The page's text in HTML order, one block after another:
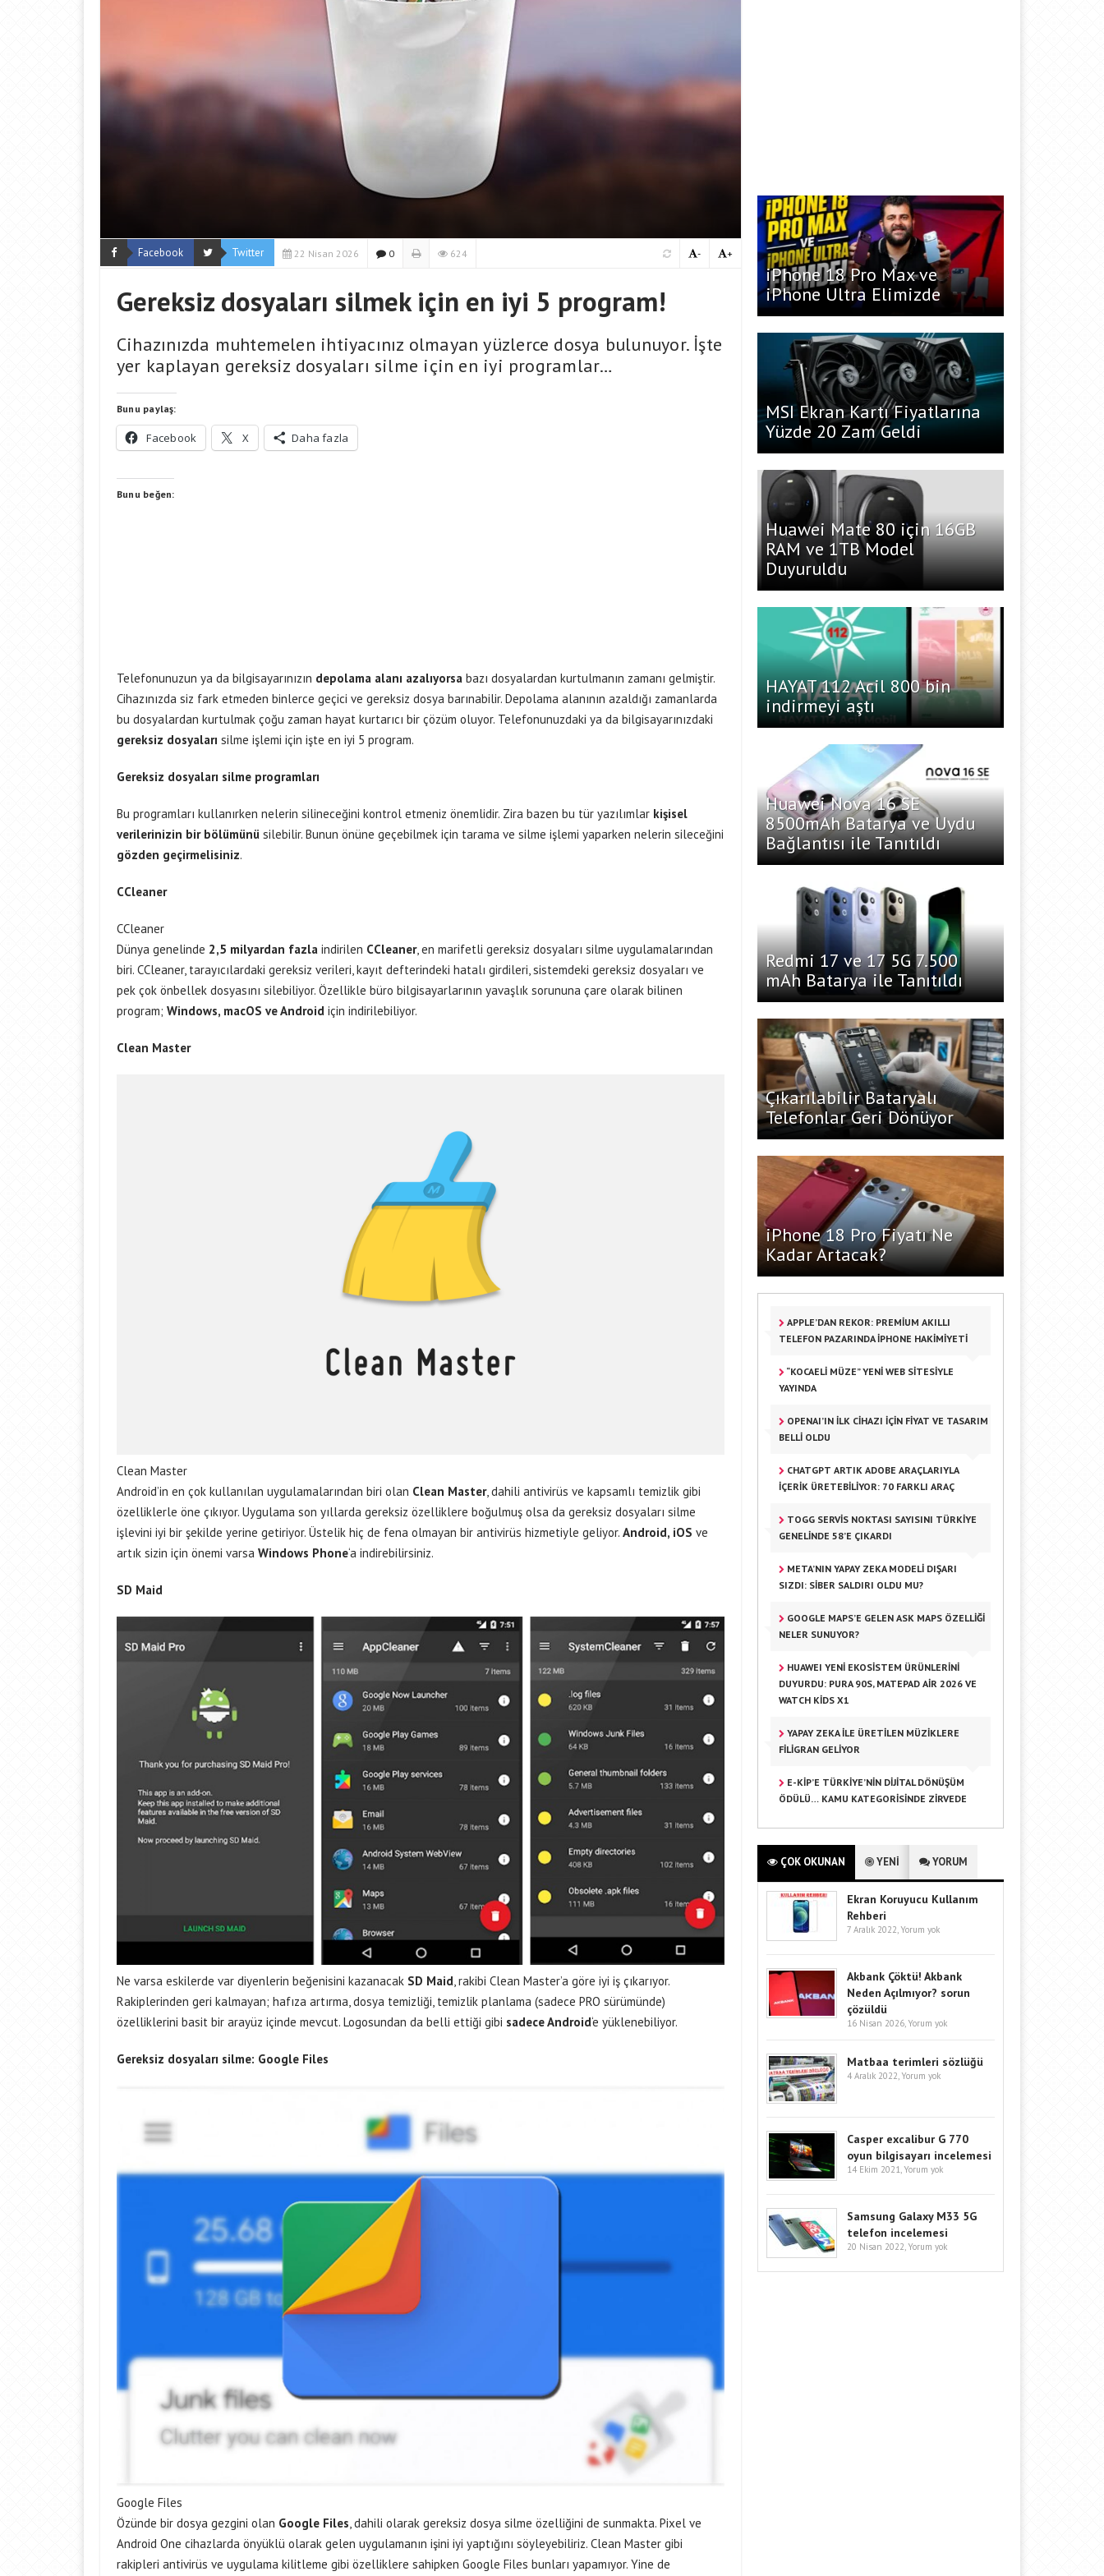
Facebook Twitter 22 Nisan 2026 0 624 +
-
Gereksiz dosyaları silmek için en iyi 5 program!
Cihazınızda muhtemelen ihtiyacınız olmayan yüzlerce dosya bulunuyor. İşte
yer kaplayan gereksiz dosyaları silme için en iyi programlar…
Bunu paylaş:
Facebook X Daha fazla
Bunu beğen:
Telefonunuzun ya da bilgisayarınızın depolama alanı azalıyorsa bazı dosyalardan kurtulmanın zamanı gelmiştir.
Cihazınızda siz fark etmeden binlerce geçici ve gereksiz dosya barınabilir. Depolama alanının azaldığı zamanlarda
bu dosyalardan kurtulmak çoğu zaman hayat kurtarıcı bir çözüm oluyor. Telefonunuzdaki ya da bilgisayarınızdaki
gereksiz dosyaları silme işlemi için işte en iyi 5 program.
Gereksiz dosyaları silme programları
Bu programları kullanırken nelerin silineceğini kontrol etmeniz önemlidir. Zira bazen bu tür yazılımlar kişisel
verilerinizin bir bölümünü silebilir. Bunun önüne geçebilmek için tarama ve silme işlemi yaparken nelerin sileceğini
gözden geçirmelisiniz.
CCleaner
CCleaner
Dünya genelinde 2,5 milyardan fazla indirilen CCleaner, en marifetli gereksiz dosyaları silme uygulamalarından
biri. CCleaner, tarayıcılardaki gereksiz verileri, kayıt defterindeki hatalı girdileri, sistemdeki gereksiz dosyaları ve
pek çok önbellek dosyasını silebiliyor. Özellikle büro bilgisayarlarının yavaşlık sorununa çare olarak bilinen
program; Windows, macOS ve Android için indirilebiliyor.
Clean Master
Clean Master
Android’in en çok kullanılan uygulamalarından biri olan Clean Master, dahili antivirüs ve kapsamlı temizlik gibi
özelliklerle öne çıkıyor. Uygulama son yıllarda gereksiz özelliklere boğulmuş olsa da gereksiz dosyaları silme
işlevini iyi bir şekilde yerine getiriyor. Üstelik hiç de fena olmayan bir antivirüs hizmetiyle geliyor. Android, iOS ve
artık sizin için önemi varsa Windows Phone‘a indirebilirsiniz.
SD Maid
Ne varsa eskilerde var diyenlerin beğenisini kazanacak SD Maid, rakibi Clean Master’a göre iyi iş çıkarıyor.
Rakiplerinden geri kalmayan; hafıza artırma, dosya temizliği, temizlik planlama (sadece PRO sürümünde)
özelliklerini basit bir arayüz içinde mevcut. Logosundan da belli ettiği gibi sadece Android‘e yüklenebiliyor.
Gereksiz dosyaları silme: Google Files
Google Files
Özünde bir dosya gezgini olan Google Files , dahili olarak gereksiz dosya silme özelliğini de sunmakta. Pixel ve
Android One cihazlarda önyüklü olarak gelen uygulamanın işini iyi yaptığını söyleyebiliriz. Clean Master gibi
rakipleri antivirüs ve uygulama kilitleme gibi özelliklere sahipken Google Files bunları yapamıyor. Yine de
iPhone 18 Pro Max ve
iPhone Ultra Elimizde
MSI Ekran Kartı Fiyatlarına
Yüzde 20 Zam Geldi
Huawei Mate 80 için 16GB
RAM ve 1TB Model
Duyuruldu
HAYAT 112 Acil 800 bin
indirmeyi aştı
Huawei Nova 16 SE
8500mAh Batarya ve Uydu
Bağlantısı ile Tanıtıldı
Redmi 17 ve 17 5G 7.500
mAh Batarya ile Tanıtıldı
Çıkarılabilir Bataryalı
Telefonlar Geri Dönüyor
iPhone 18 Pro Fiyatı Ne
Kadar Artacak?
APPLE’DAN REKOR: PREMIUM AKILLI
TELEFON PAZARINDA IPHONE HAKIMIYETI
“KOCAELI MÜZE” YENI WEB SITESIYLE
YAYINDA
OPENAI’IN İLK CIHAZI IÇIN FIYAT VE TASARIM
BELLI OLDU
CHATGPT ARTIK ADOBE ARAÇLARIYLA
İÇERIK ÜRETEBILIYOR: 70 FARKLI ARAÇ
TOGG SERVIS NOKTASI SAYISINI TÜRKIYE
GENELINDE 58’E ÇIKARDI
META’NIN YAPAY ZEKA MODELI DIŞARI
SIZDI: SIBER SALDIRI OLDU MU?
GOOGLE MAPS’E GELEN ASK MAPS ÖZELLIĞI
NELER SUNUYOR?
HUAWEI YENI EKOSISTEM ÜRÜNLERINI
DUYURDU: PURA 90S, MATEPAD AIR 2026 VE
WATCH KIDS X1
YAPAY ZEKA ILE ÜRETILEN MÜZIKLERE
FILIGRAN GELIYOR
E-KİP’E TÜRKIYE’NIN DIJITAL DÖNÜŞÜM
ÖDÜLÜ… KAMU KATEGORISINDE ZIRVEDE
ÇOK OKUNAN YENİ YORUM
Ekran Koruyucu Kullanım
Rehberi
7 Aralık 2022, Yorum yok
Akbank Çöktü! Akbank
Neden Açılmıyor? sorun
çözüldü
16 Nisan 2026, Yorum yok
Matbaa terimleri sözlüğü
4 Aralık 2022, Yorum yok
Casper excalibur G 770
oyun bilgisayarı incelemesi
14 Ekim 2021, Yorum yok
Samsung Galaxy M33 5G
telefon incelemesi
20 Nisan 2022, Yorum yok